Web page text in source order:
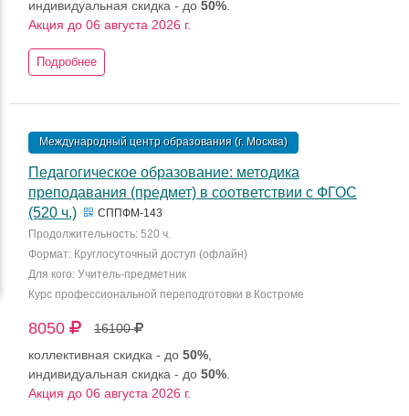
индивидуальная скидка - до 50%
Акция до 06 августа 2026 г.
Подробнее
Международный центр образования (г. Москва)
Педагогическое образование: методика
преподавания (предмет) в соответствии с ФГОС
(520 ч.)
СППФМ-143
Продолжительность: 520 ч.
Формат: Круглосуточный доступ (офлайн)
Для кого: Учитель-предметник
Курс профессиональной переподготовки в Костроме
8050
16100
коллективная скидка - до 50%
индивидуальная скидка - до 50%
Акция до 06 августа 2026 г.